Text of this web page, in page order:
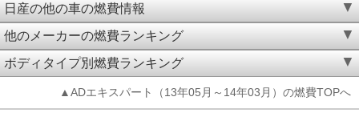
日産の他の車の燃費情報
他のメーカーの燃費ランキング
ボディタイプ別燃費ランキング
▲ADエキスパート（13年05月～14年03月）の燃費TOPへ